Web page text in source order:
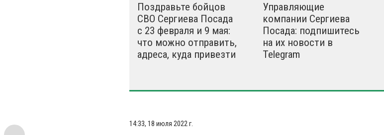
Поздравьте бойцов
СВО Сергиева Посада
с 23 февраля и 9 мая:
что можно отправить,
адреса, куда привезти
Управляющие
компании Сергиева
Посада: подпишитесь
на их новости в
Telegram
14:33, 18 июля 2022 г.